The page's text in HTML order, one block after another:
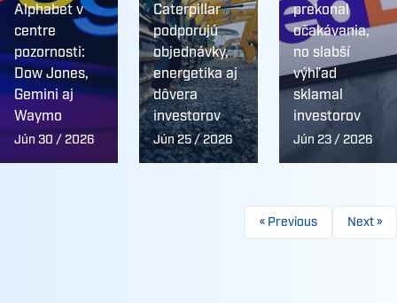
Alphabet v
centre
pozornosti:
Dow Jones,
Gemini aj
Waymo
Jún 30 / 2026
Caterpillar
podporujú
objednávky,
energetika aj
dôvera
investorov
Jún 25 / 2026
prekonal
očakávania,
no slabší
výhľad
sklamal
investorov
Jún 23 / 2026
« Previous Next »